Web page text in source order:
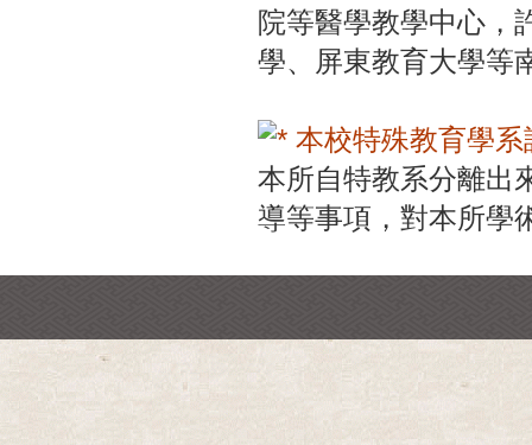
院等醫學教學中心，
學、屏東教育大學等
本校特殊教育學
本所自特教系分離出
導等事項，對本所學